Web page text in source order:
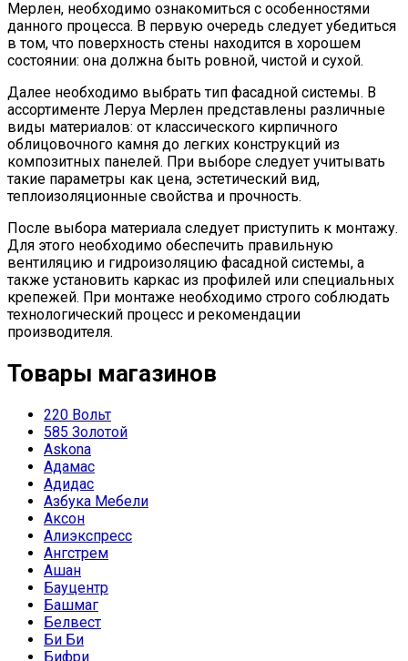
Мерлен, необходимо ознакомиться с особенностями
данного процесса. В первую очередь следует убедиться
в том, что поверхность стены находится в хорошем
состоянии: она должна быть ровной, чистой и сухой.
Далее необходимо выбрать тип фасадной системы. В
ассортименте Леруа Мерлен представлены различные
виды материалов: от классического кирпичного
облицовочного камня до легких конструкций из
композитных панелей. При выборе следует учитывать
такие параметры как цена, эстетический вид,
теплоизоляционные свойства и прочность.
После выбора материала следует приступить к монтажу.
Для этого необходимо обеспечить правильную
вентиляцию и гидроизоляцию фасадной системы, а
также установить каркас из профилей или специальных
крепежей. При монтаже необходимо строго соблюдать
технологический процесс и рекомендации
производителя.
Товары магазинов
220 Вольт
585 Золотой
Askona
Адамас
Адидас
Азбука Мебели
Аксон
Алиэкспресс
Ангстрем
Ашан
Бауцентр
Башмаг
Белвест
Би Би
Бифри